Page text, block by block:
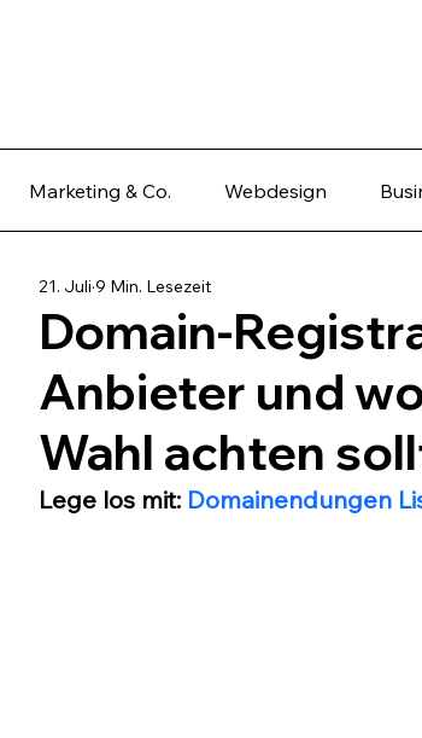
Marketing & Co. Webdesign
Domain-
Anbieter und
Wahl achten
21. Juli 9 Min. Lesezeit
Lege los mit: Domainendungen